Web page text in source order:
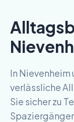
In Nievenheim
verlässliche
Sie sicher zu